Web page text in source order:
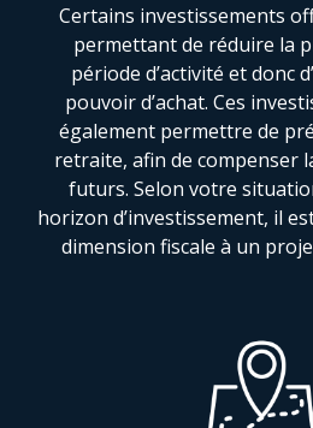
Certains investissements
permettant de réduire la
période d’activité et donc
pouvoir d’achat. Ces
également permettre de
retraite, afin de compenser
futurs. Selon votre
horizon d’investissement, il
dimension fiscale à un